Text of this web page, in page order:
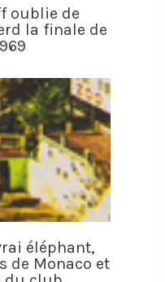
oublie de
la finale de
éléphant,
de Monaco et